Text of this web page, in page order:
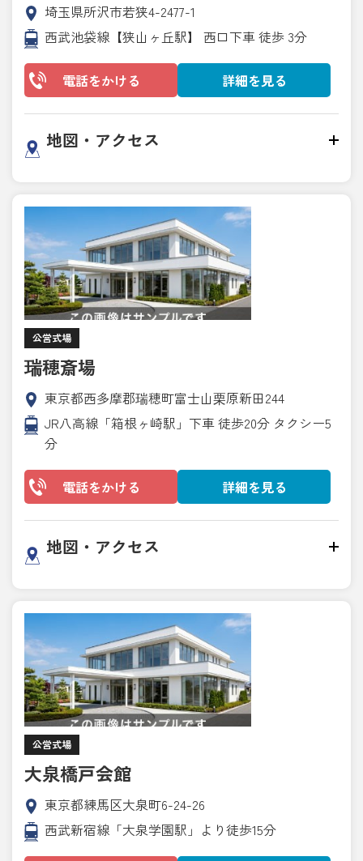
埼玉県所沢市若狭4-2477-1
西武池袋線【狭山ヶ丘駅】 西口下車 徒歩 3分
電話をかける 詳細を見る
地図・アクセス
公営式場
瑞穂斎場
東京都西多摩郡瑞穂町富士山栗原新田244
JR八高線「箱根ヶ崎駅」下車 徒歩20分 タクシー5
分
電話をかける 詳細を見る
地図・アクセス
公営式場
大泉橋戸会館
東京都練馬区大泉町6-24-26
西武新宿線「大泉学園駅」より徒歩15分